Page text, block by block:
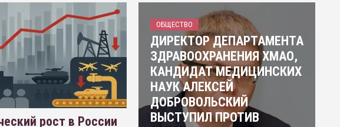
рост в России
ОБЩЕСТВО
ДИРЕКТОР ДЕПАРТАМЕНТА
ЗДРАВООХРАНЕНИЯ ХМАО,
КАНДИДАТ МЕДИЦИНСКИХ
НАУК АЛЕКСЕЙ
ДОБРОВОЛЬСКИЙ
ВЫСТУПИЛ ПРОТИВ